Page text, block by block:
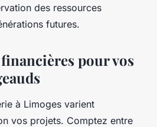
des ressources
futures.
pour vos
à Limoges varient
vos projets. Comptez entre